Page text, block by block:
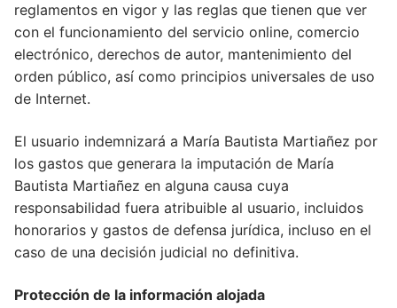
reglamentos en vigor y las reglas que tienen que ver
con el funcionamiento del servicio online, comercio
electrónico, derechos de autor, mantenimiento del
orden público, así como principios universales de uso
de Internet.
El usuario indemnizará a María Bautista Martiañez por
los gastos que generara la imputación de María
Bautista Martiañez en alguna causa cuya
responsabilidad fuera atribuible al usuario, incluidos
honorarios y gastos de defensa jurídica, incluso en el
caso de una decisión judicial no definitiva.
Protección de la información alojada